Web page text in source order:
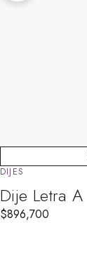
DIJES
Dije Letra A
$896,700